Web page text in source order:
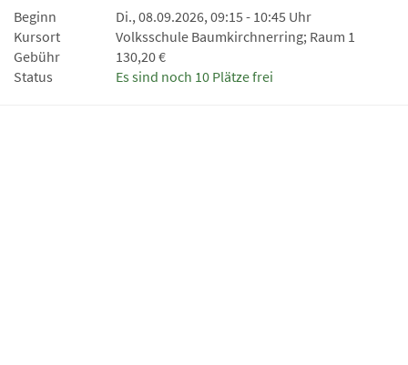
Beginn
Di., 08.09.2026, 09:15 - 10:45 Uhr
Kursort
Volksschule Baumkirchnerring; Raum 1
Gebühr
130,20 €
Status
Es sind noch 10 Plätze frei